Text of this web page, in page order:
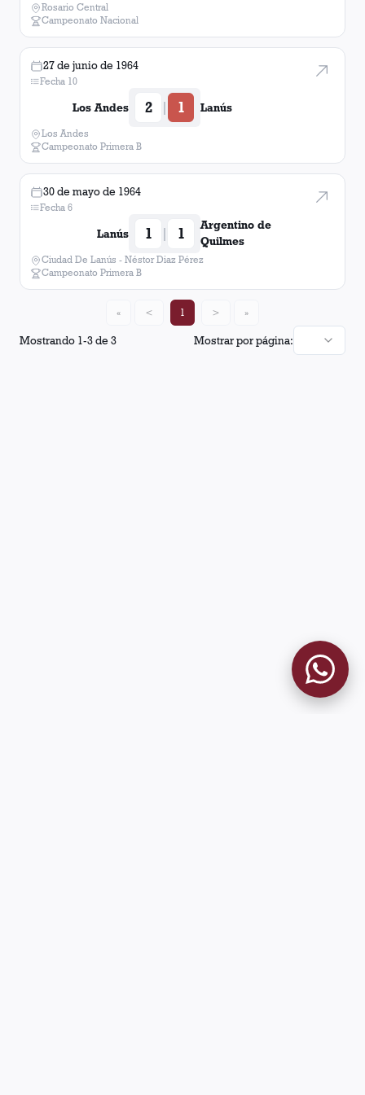
Rosario Central
Campeonato Nacional
27 de junio de 1964
Fecha 10
Los Andes 2 | 1 Lanús
Los Andes
Campeonato Primera B
30 de mayo de 1964
Fecha 6
Lanús 1 | 1
Argentino de
Quilmes
Ciudad De Lanús - Néstor Diaz Pérez
Campeonato Primera B
Mostrando 1-3de3 Mostrar por página:
« < 1 > »